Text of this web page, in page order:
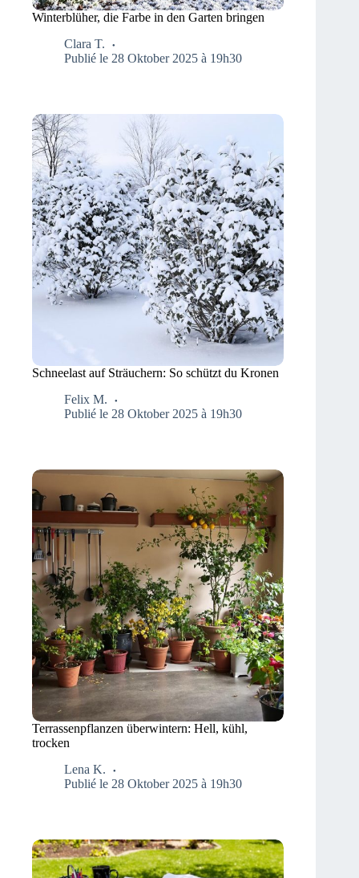
Winterblüher, die Farbe in den Garten bringen
Clara T.
Publié le 28 Oktober 2025 à 19h30
Schneelast auf Sträuchern: So schützt du Kronen
Felix M.
Publié le 28 Oktober 2025 à 19h30
Terrassenpflanzen überwintern: Hell, kühl,
trocken
Lena K.
Publié le 28 Oktober 2025 à 19h30